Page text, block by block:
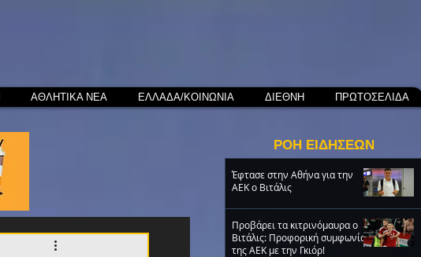
ΑΘΛΗΤΙΚΑ ΝΕΑ ΕΛΛΑΔΑ/ΚΟΙΝΩΝΙΑ ΔΙΕΘΝΗ ΠΡΩΤΟΣΕΛΙΔΑ
ΡΟΗ ΕΙΔΗΣΕΩΝ
Έφτασε στην Αθήνα για την
ΑΕΚ ο Βιτάλις
Προβάρει τα κιτρινόμαυρα ο
Βιτάλις: Προφορική συμφωνία
της ΑΕΚ με την Γκιόρ!